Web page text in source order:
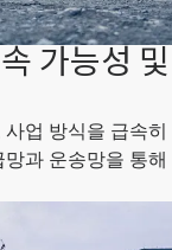
가능성 및
업 방식을 급속히
과 운송망을 통해